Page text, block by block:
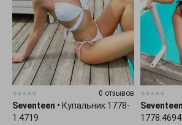
0 отзывов
Seventeen • Купальник 1778-
1.4719
Seventeen
1778.4694